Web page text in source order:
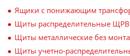
Ящики с понижающим
Щиты распределительные
Щиты металлические без
Щиты учетно-